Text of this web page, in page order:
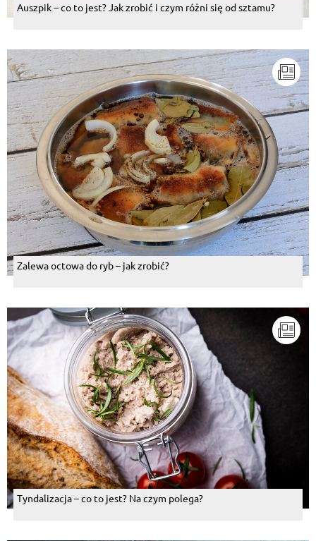
Auszpik – co to jest? Jak zrobić i czym różni się od sztamu?
Zalewa octowa do ryb – jak zrobić?
Tyndalizacja – co to jest? Na czym polega?